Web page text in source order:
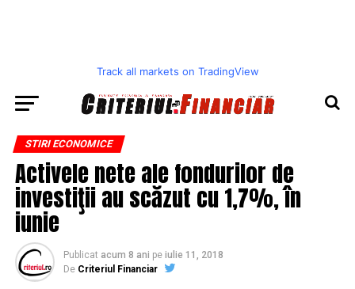
Track all markets on TradingView
STIRI ECONOMICE
Activele nete ale fondurilor de
investiţii au scăzut cu 1,7%, în
iunie
Publicat acum 8 ani pe iulie 11, 2018
De Criteriul Financiar